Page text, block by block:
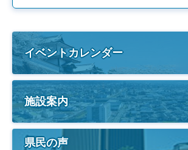
イベントカレンダー
施設案内
県民の声